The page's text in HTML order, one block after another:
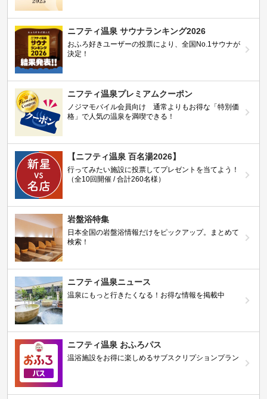
ニフティ温泉 サウナランキング2026
おふろ好きユーザーの投票により、全国No.1サウナが
決定！
ニフティ温泉プレミアムクーポン
ノジマモバイル会員向け 通常よりもお得な「特別価
格」で人気の温泉を満喫できる！
【ニフティ温泉 百名湯2026】
行ってみたい施設に投票してプレゼントを当てよう！
（全10回開催 / 合計260名様）
岩盤浴特集
日本全国の岩盤浴情報だけをピックアップ。まとめて
検索！
ニフティ温泉ニュース
温泉にもっと行きたくなる！お得な情報を掲載中
ニフティ温泉 おふろパス
温浴施設をお得に楽しめるサブスクリプションプラン